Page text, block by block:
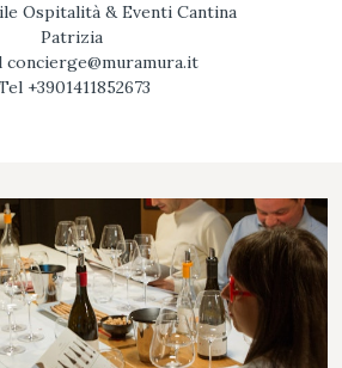
Ospitalità & Eventi Cantina
Patrizia
concierge@muramura.it
+3901411852673